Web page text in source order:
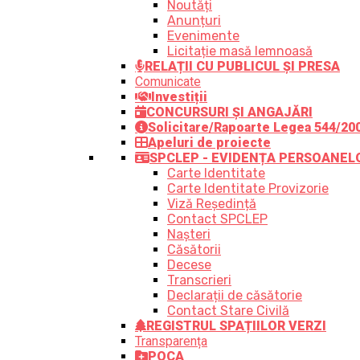
Noutăți
Anunțuri
Evenimente
Licitație masă lemnoasă
RELAȚII CU PUBLICUL ȘI PRESA
Comunicate
Investiții
CONCURSURI ȘI ANGAJĂRI
Solicitare/Rapoarte Legea 544/
Apeluri de proiecte
SPCLEP - EVIDENȚA
Carte Identitate
Carte Identitate Provizorie
Viză Reședință
Contact SPCLEP
Nașteri
Căsătorii
Decese
Transcrieri
Declarații de căsătorie
Contact Stare Civilă
REGISTRUL SPAȚIILOR VERZI
Transparența
POCA